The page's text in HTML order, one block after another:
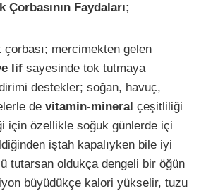
Faydaları;
mercimekten gelen
lif sayesinde tok tutmaya
destekler; soğan, havuç,
de vitamin-mineral çeşitliliği
için özellikle soğuk günlerde içi
iştah kapalıyken bile iyi
tutarsan oldukça dengeli bir öğün
büyüdükçe kalori yükselir, tuzu